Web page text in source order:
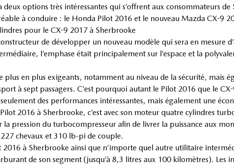
deux options très intéressantes qui s’offrent aux consommateurs
à conduire : le Honda Pilot 2016 et le nouveau Mazda CX-9
pour le CX-9 2017 à Sherbrooke
de développer un nouveau modèle qui sera en mesure
l’emphase était principalement sur l’espace et la
en plus exigeants, notamment au niveau de la sécurité, mais
à sept passagers. C’est pourquoi autant le Pilot 2016 que le
des performances intéressantes, mais également une
2016 à Sherbrooke, c’est avec son moteur quatre cylindres
pression du turbocompresseur afin de livrer la puissance aux
chevaux et 310 lb-pi de couple.
2016 à Sherbrooke ainsi que n’importe quel autre utilitaire
de son segment (jusqu’à 8,3 litres aux 100 kilomètres). Les